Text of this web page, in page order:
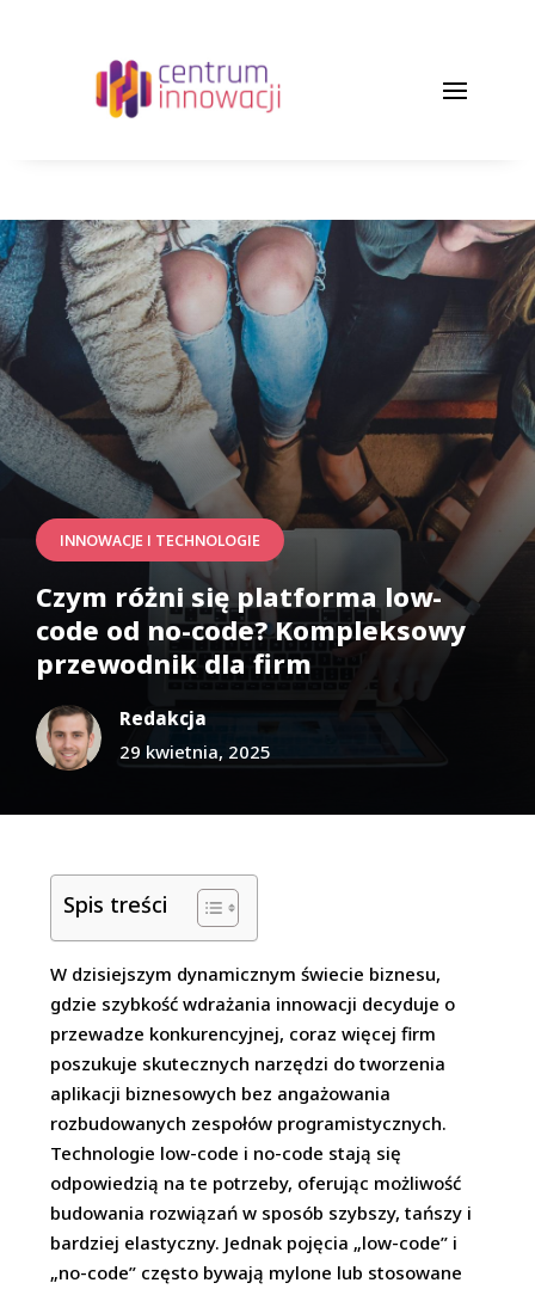
INNOWACJE I TECHNOLOGIE
Czym różni się platforma low-
code od no-code? Kompleksowy
przewodnik dla firm
Redakcja
29 kwietnia, 2025
Spis treści
W dzisiejszym dynamicznym świecie biznesu,
gdzie szybkość wdrażania innowacji decyduje o
przewadze konkurencyjnej, coraz więcej firm
poszukuje skutecznych narzędzi do tworzenia
aplikacji biznesowych bez angażowania
rozbudowanych zespołów programistycznych.
Technologie low-code i no-code stają się
odpowiedzią na te potrzeby, oferując możliwość
budowania rozwiązań w sposób szybszy, tańszy i
bardziej elastyczny. Jednak pojęcia „low-code” i
„no-code” często bywają mylone lub stosowane